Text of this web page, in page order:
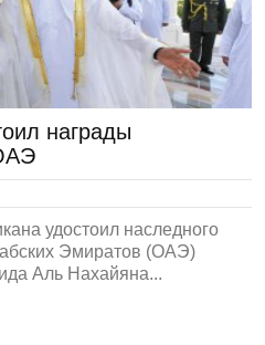
награды
удостоил наследного
Эмиратов (ОАЭ)
Аль Нахайяна...